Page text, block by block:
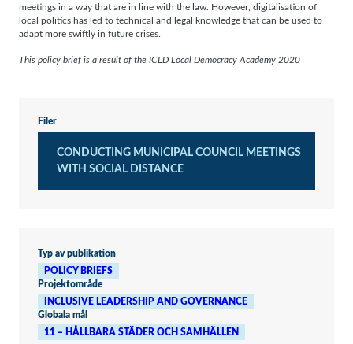
meetings in a way that are in line with the law. However, digitalisation of
local politics has led to technical and legal knowledge that can be used to
adapt more swiftly in future crises.
This policy brief is a result of the ICLD Local Democracy Academy 2020
Filer
CONDUCTING MUNICIPAL COUNCIL MEETINGS
WITH SOCIAL DISTANCE
Typ av publikation
POLICY BRIEFS
Projektområde
INCLUSIVE LEADERSHIP AND GOVERNANCE
Globala mål
11 – HÅLLBARA STÄDER OCH SAMHÄLLEN
går inte att
välja bort. De
behövs för
att hemsidan
taget ska
Statistik
För att vi ska
förbättra
funktionalitet
uppbyggnad,
Upplevelse
För att vår
hemsida ska
prestera så
bra som
möjligt under